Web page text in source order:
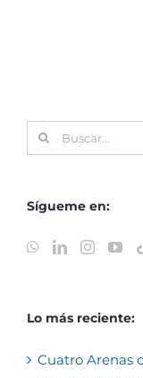
Buscar:
Sígueme en:
Lo más reciente:
Cuatro Arenas